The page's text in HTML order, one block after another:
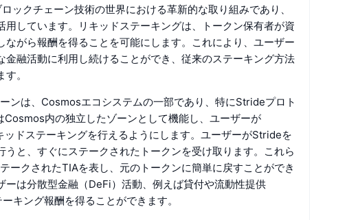
ックチェーン技術の世界における革新的な取り組みであり、
用しています。リキッドステーキングは、トークン保有者が資
ながら報酬を得ることを可能にします。これにより、ユーザー
金融活動に利用し続けることができ、従来のステーキング方法
。
ンは、Cosmosエコシステムの一部であり、特にStrideプロト
内の独立したゾーンとして機能し、ユーザーが
ドステーキングを行えるようにします。ユーザーがStrideを
と、すぐにステークされたトークンを受け取ります。これら
ークされたTIAを表し、元のトークンに簡単に戻すことができ
ーは分散型金融（DeFi）活動、例えば貸付や流動性提供
キング報酬を得ることができます。